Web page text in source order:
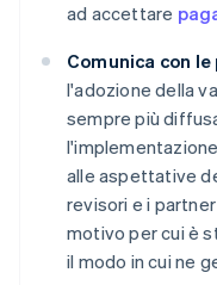
ad accettare
Comunica con
l'adozione della
sempre più
alle aspettative
revisori e i
motivo per cui è
il modo in cui ne